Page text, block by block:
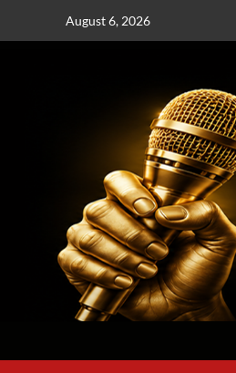
August 6, 2026